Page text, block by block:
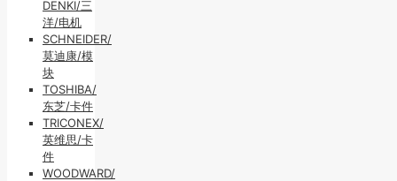
DENKI/三
洋/电机
SCHNEIDER/
莫迪康/模
块
TOSHIBA/
东芝/卡件
TRICONEX/
英维思/卡
件
WOODWARD/